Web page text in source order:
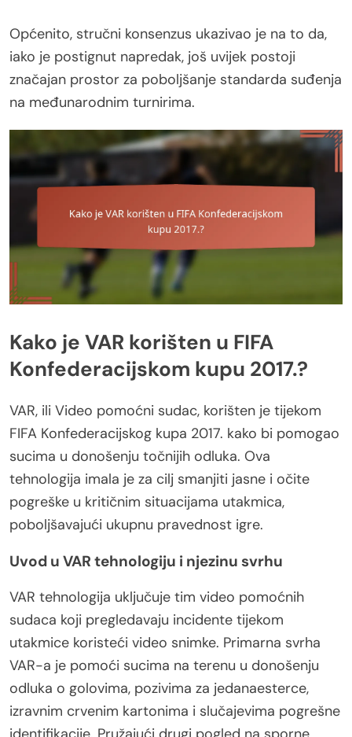
Općenito, stručni konsenzus ukazivao je na to da,
iako je postignut napredak, još uvijek postoji
značajan prostor za poboljšanje standarda suđenja
na međunarodnim turnirima.
Kako je VAR korišten u FIFA
Konfederacijskom kupu 2017.?
VAR, ili Video pomoćni sudac, korišten je tijekom
FIFA Konfederacijskog kupa 2017. kako bi pomogao
sucima u donošenju točnijih odluka. Ova
tehnologija imala je za cilj smanjiti jasne i očite
pogreške u kritičnim situacijama utakmica,
poboljšavajući ukupnu pravednost igre.
Uvod u VAR tehnologiju i njezinu svrhu
VAR tehnologija uključuje tim video pomoćnih
sudaca koji pregledavaju incidente tijekom
utakmice koristeći video snimke. Primarna svrha
VAR-a je pomoći sucima na terenu u donošenju
odluka o golovima, pozivima za jedanaesterce,
izravnim crvenim kartonima i slučajevima pogrešne